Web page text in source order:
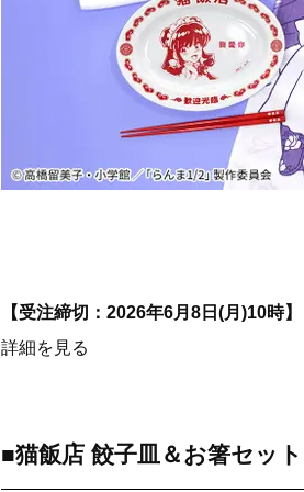
【受注締切：2026年6月8日(月)10時
詳細を見る
■猫飯店 餃子皿＆お箸セット